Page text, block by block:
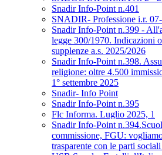
Snadir Info-Point n.401
SNADIR- Professione i.r.
Snadir Info-Point n.399 -
legge 300/1970. Indicazioni
supplenze a.s. 2025/2026
Snadir Info-Point n.398.
religione: oltre 4.500
1° settembre 2025
Snadir- Info Point
Snadir Info-Point n.395
Flc Informa. Luglio 2025, 1
Snadir Info-Point
commissione, FGU:
trasparente con le parti sociali